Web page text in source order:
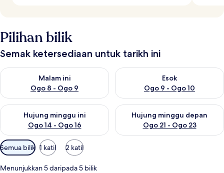
Pilihan bilik
Semak ketersediaan untuk tarikh ini
Malam ini
Ogo 8 - Ogo 9
Semak ketersediaan untuk malam ini Ogo 8 - Ogo 9
Esok
Ogo 9 - Ogo 10
Semak ketersediaan untuk
Hujung minggu ini
Ogo 14 - Ogo 16
Semak ketersediaan untuk hujung minggu ini Ogo 14 - Ogo 16
Hujung minggu depan
Ogo 21 - Ogo 23
Semak ketersediaan untuk
Penapis
yang
tersedia
Semua bilik 1 katil 2 katil
Menunjukkan 5 daripada 5 bilik